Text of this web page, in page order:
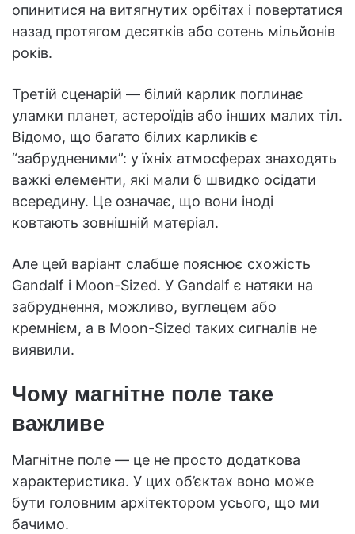
опинитися на витягнутих орбітах і повертатися
назад протягом десятків або сотень мільйонів
років.
Третій сценарій — білий карлик поглинає
уламки планет, астероїдів або інших малих тіл.
Відомо, що багато білих карликів є
“забрудненими”: у їхніх атмосферах знаходять
важкі елементи, які мали б швидко осідати
всередину. Це означає, що вони іноді
ковтають зовнішній матеріал.
Але цей варіант слабше пояснює схожість
Gandalf і Moon-Sized. У Gandalf є натяки на
забруднення, можливо, вуглецем або
кремнієм, а в Moon-Sized таких сигналів не
виявили.
Чому магнітне поле таке
важливе
Магнітне поле — це не просто додаткова
характеристика. У цих об’єктах воно може
бути головним архітектором усього, що ми
бачимо.